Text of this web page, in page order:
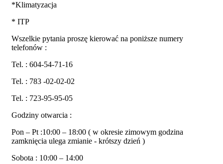
*Klimatyzacja
* ITP
Wszelkie pytania proszę kierować na poniższe numery
telefonów :
Tel. : 604-54-71-16
Tel. : 783 -02-02-02
Tel. : 723-95-95-05
Godziny otwarcia :
Pon – Pt :10:00 – 18:00 ( w okresie zimowym godzina
zamknięcia ulega zmianie - krótszy dzień )
Sobota : 10:00 – 14:00